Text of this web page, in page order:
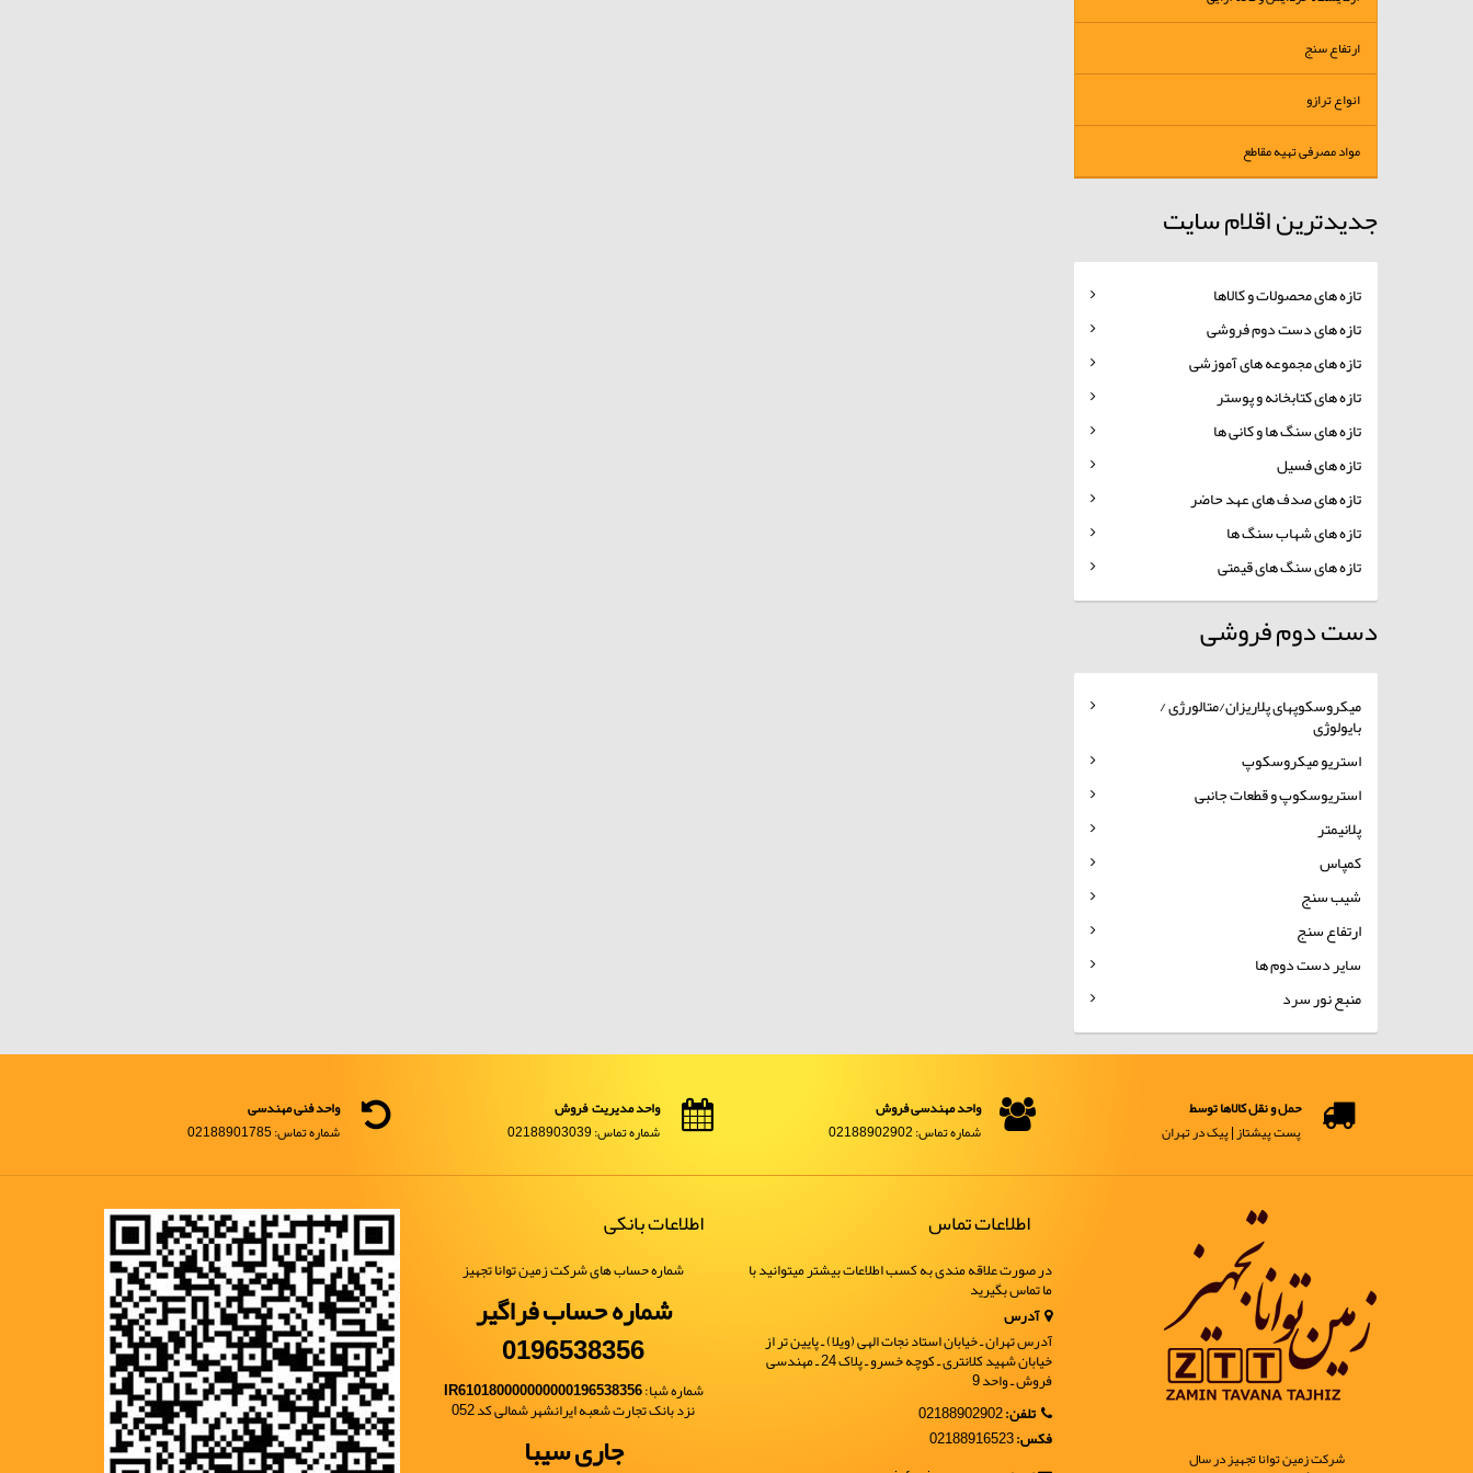
ارتفاع سنج
انواع ترازو
مواد مصرفی تهیه مقاطع
جدیدترین اقلام سایت
تازه های محصولات و کالاها
تازه های دست دوم فروشی
تازه های مجموعه های آموزشی
تازه های کتابخانه و پوستر
تازه های سنگ ها و کانی ها
تازه های فسیل
تازه های صدف های عهد حاضر
تازه های شهاب سنگ ها
تازه های سنگ های قیمتی
دست دوم فروشی
میکروسکوپهای پلاریزان/متالورژی /
بایولوژی
استریو میکروسکوپ
استریوسکوپ و قطعات جانبی
پلانیمتر
کمپاس
شیب سنج
ارتفاع سنج
سایر دست دوم ها
منبع نور سرد
حمل و نقل کالاها توسط
پست پیشتاز | پیک در تهران
واحد مهندسی فروش
شماره تماس: 02188902902
واحد مدیریت فروش
شماره تماس: 02188903039
واحد فنی مهندسی
شماره تماس: 02188901785
شرکت زمین توانا تجهیز در سال
اطلاعات تماس
در صورت علاقه مندی به کسب اطلاعات بیشتر میتوانید با
ما تماس بگیرید
آدرس
آدرس تهران ـ خیابان استاد نجات الهی (ویلا) ـ پایین تر از
خیابان شهید کلانتری ـ کوچه خسرو ـ پلاک 24 ـ مهندسی
فروش ـ واحد 9
تلفن:02188902902
فکس:02188916523
اطلاعات بانکی
شماره حساب های شرکت زمین توانا تجهیز
شماره حساب فراگیر
0196538356
شماره شبا:IR610180000000000196538356
نزد بانک تجارت شعبه ایرانشهر شمالی کد 052
جاری سیبا